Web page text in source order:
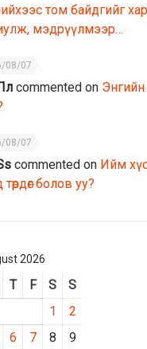
том байдгийг
мэдрүүлмээр…
08/07
commented on Энгийн
08/07
commented on Ийм
болов уу?
2026
T F S
S
1
2
6 7 8
9